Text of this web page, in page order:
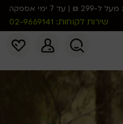
| עד 7 ימי אספקה
שירות לקוחות: 02-9669141